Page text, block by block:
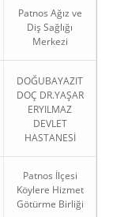
Patnos Ağız ve
Diş Sağlığı
Merkezi
DOĞUBAYAZIT
DOÇ DR.YAŞAR
ERYILMAZ
DEVLET
HASTANESİ
Patnos İlçesi
Köylere Hizmet
Götürme Birliği